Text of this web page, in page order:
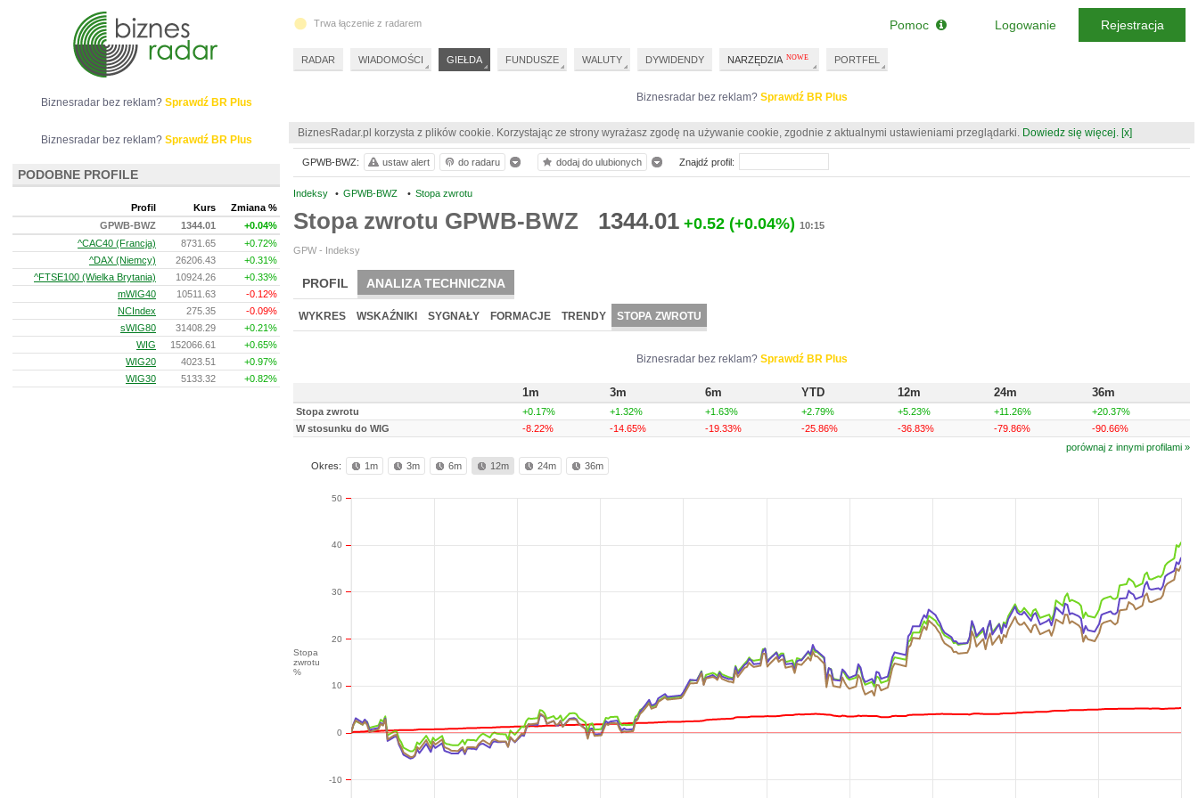
Biznesradar bez reklam? Sprawdź BR Plus
BiznesRadar.pl korzysta z plików cookie. Korzystając ze strony wyrażasz zgodę na używanie cookie, zgodnie z aktualnymi ustawieniami przeglądarki. Dowiedz się więcej. [x]
Indeksy • GPWB-BWZ • Stopa zwrotu
Stopa zwrotu GPWB-BWZ 1344.01 +0.52 (+0.04%) 10:15
GPW - Indeksy
PROFIL ANALIZA TECHNICZNA
WYKRES WSKAŹNIKI SYGNAŁY FORMACJE TRENDY STOPA ZWROTU
Biznesradar bez reklam? Sprawdź BR Plus
1m 3m 6m YTD 12m 24m 36m
Stopa zwrotu +0.17% +1.32% +1.63% +2.79% +5.23% +11.26%
+20.37%
W stosunku do WIG
-8.22% -14.65% -19.33% -25.86% -36.83% -79.86%
-90.66%
porównaj z innymi profilami »
Okres:
1m 3m 6m 12m 24m 36m
Stopa
zwrotu
%
-10
0
10
20
30
40
50
GPWB-BWZ: ustaw alert do radaru dodaj do ulubionych Znajdź profil:
Biznesradar bez reklam? Sprawdź BR Plus
Biznesradar bez reklam? Sprawdź BR Plus
PODOBNE PROFILE
Profil Kurs
Zmiana %
GPWB-BWZ
1344.01
+0.04%
^CAC40 (Francja)
8731.65
+0.72%
^DAX (Niemcy)
26206.43
+0.31%
^FTSE100 (Wielka Brytania)
10924.26
+0.33%
mWIG40
10511.63
-0.12%
NCIndex
275.35
-0.09%
sWIG80
31408.29
+0.21%
WIG
152066.61
+0.65%
WIG20
4023.51
+0.97%
WIG30
5133.32 +0.82%
Trwa łączenie z radarem
RADAR WIADOMOŚCI GIEŁDA FUNDUSZE WALUTY DYWIDENDY NARZĘDZIA PORTFEL
Pomoc Logowanie Rejestracja